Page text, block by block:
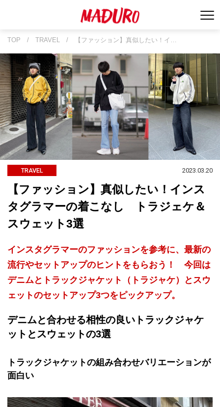
TOP / TRAVEL / 【ファッション】真似したい！イ…
TRAVEL 2023.03.20
【ファッション】真似したい！インス
タグラマーの着こなし トラジェケ＆
スウェット3選
インスタグラマーのファッションを参考に、最新の
流行やセットアップのヒントをもらおう！ 今回は
デニムとトラックジャケット（トラジャケ）とスウ
ェットのセットアップ3つをピックアップ。
デニムと合わせる相性の良いトラックジャケ
ットとスウェットの3選
トラックジャケットの組み合わせバリエーションが
面白い